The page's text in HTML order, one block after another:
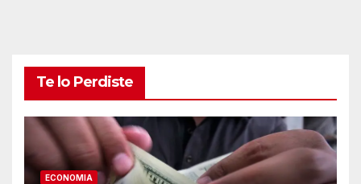
Te lo Perdiste
ECONOMIA